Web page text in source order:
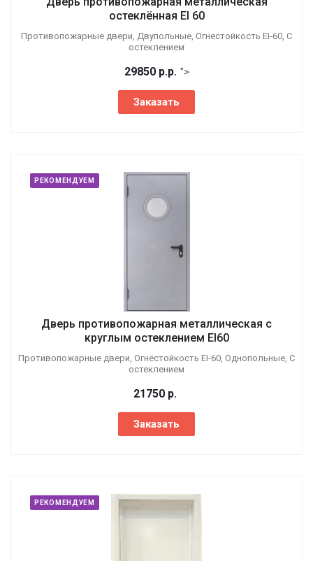
остеклённая EI 60
Противопожарные двери, Двупольные, Огнестойкость EI-60, С
остеклением
29850 р.р. ">
Заказать
РЕКОМЕНДУЕМ
Дверь противопожарная металлическая с
круглым остеклением EI60
Противопожарные двери, Огнестойкость EI-60, Однопольные, С
остеклением
21750 р.
Заказать
РЕКОМЕНДУЕМ